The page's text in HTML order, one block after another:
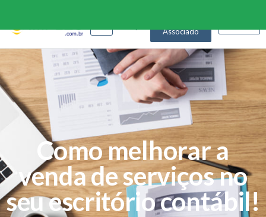
Associado
Como melhorar a
venda de serviços no
seu escritório contábil!